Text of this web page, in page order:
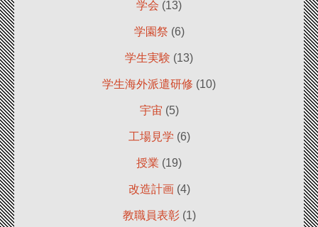
学会 (13)
学園祭 (6)
学生実験 (13)
学生海外派遣研修 (10)
宇宙 (5)
工場見学 (6)
授業 (19)
改造計画(4)
教職員表彰(1)